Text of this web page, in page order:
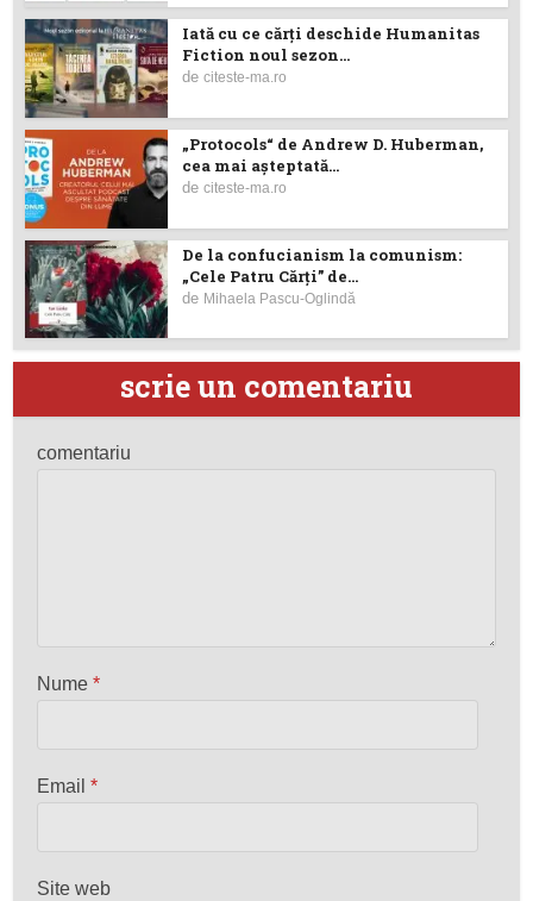
Iată cu ce cărţi deschide Humanitas
Fiction noul sezon...
deciteste-ma.ro
„Protocols“ de Andrew D. Huberman,
cea mai așteptată...
deciteste-ma.ro
De la confucianism la comunism:
„Cele Patru Cărți” de...
de Mihaela Pascu-Oglindă
scrie un comentariu
comentariu
Nume*
Email*
Site web